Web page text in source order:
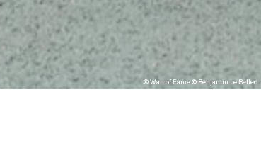
© Wall of Fame © Benjamin Le Bellec